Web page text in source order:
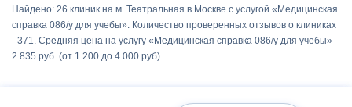
Найдено: 26 клиник на м. Театральная в Москве с услугой «Медицинская
справка 086/у для учебы». Количество проверенных отзывов о клиниках
- 371. Средняя цена на услугу «Медицинская справка 086/у для учебы» -
2 835 руб. (от 1 200 до 4 000 руб).